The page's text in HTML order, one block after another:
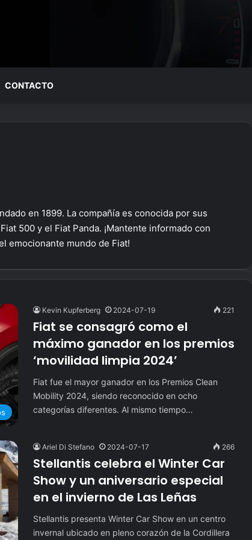
CONTACTO
en 1899. La compañía es conocida por sus
500 y el Fiat Panda. ¡Mantente informado con
emocionante mundo de Fiat!
Kevin Kupferberg 2024-07-19 221
Fiat se consagró como el
máximo ganador en los premios
‘movilidad limpia 2024’
Fiat fue el mayor ganador en los Premios Clean
Mobility 2024, siendo reconocido en ocho
categorías diferentes. Al mismo tiempo…
Ariel Di Stefano 2024-07-17 266
Stellantis celebra el Winter Car
Show y un aniversario especial
en el invierno de Las Leñas
Stellantis presenta Winter Car Show en un centro
invernal ubicado en pleno corazón de la Cordillera